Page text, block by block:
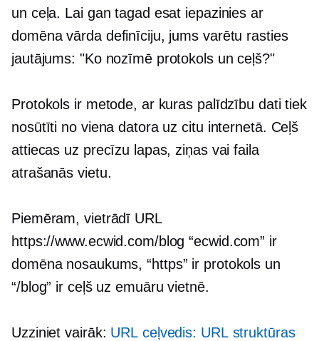
un ceļa. Lai gan tagad esat iepazinies ar
domēna vārda definīciju, jums varētu rasties
jautājums: "Ko nozīmē protokols un ceļš?"
Protokols ir metode, ar kuras palīdzību dati tiek
nosūtīti no viena datora uz citu internetā. Ceļš
attiecas uz precīzu lapas, ziņas vai faila
atrašanās vietu.
Piemēram, vietrādī URL
https://www.ecwid.com/blog “ecwid.com” ir
domēna nosaukums, “https” ir protokols un
“/blog” ir ceļš uz emuāru vietnē.
Uzziniet vairāk: URL ceļvedis: URL struktūras